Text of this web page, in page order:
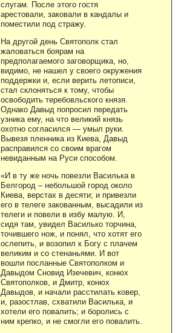
слугам. После этого гостя
арестовали, заковали в кандалы и
поместили под стражу.
На другой день Святополк стал
жаловаться боярам на
предполагаемого заговорщика, но,
видимо, не нашел у своего окружения
поддержки и, если верить летописи,
стал склоняться к тому, чтобы
освободить теребовльского князя.
Однако Давыд попросил передать
узника ему, на что великий князь
охотно согласился — умыл руки.
Вывезя пленника из Киева, Давыд
расправился со своим врагом
невиданным на Руси способом.
«И в ту же ночь повезли Василька в
Белгород – небольшой город около
Киева, верстах в десяти; и привезли
его в телеге закованным, высадили из
телеги и повели в избу малую. И,
сидя там, увидел Василько торчина,
точившего нож, и понял, что хотят его
ослепить, и возопил к Богу с плачем
великим и со стенаньями. И вот
вошли посланные Святополком и
Давыдом Сновид Изечевич, конюх
Святополков, и Дмитр, конюх
Давыдов, и начали расстилать ковер,
и, разостлав, схватили Василька, и
хотели его повалить; и боролись с
ним крепко, и не смогли его повалить.